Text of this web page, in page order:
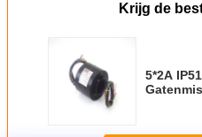
Krijg de
5*2A